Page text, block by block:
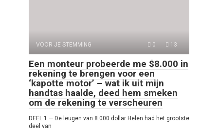
VOOR JE STEMMING 0 13
Een monteur probeerde me $8.000 in
rekening te brengen voor een
‘kapotte motor’ – wat ik uit mijn
handtas haalde, deed hem smeken
om de rekening te verscheuren
DEEL 1 — De leugen van 8.000 dollar Helen had het grootste
deel van